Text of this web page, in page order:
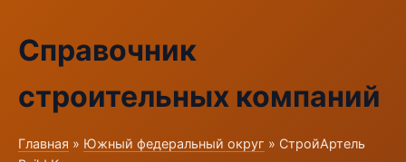
Справочник
строительных компаний
Главная » Южный федеральный округ » СтройАртель